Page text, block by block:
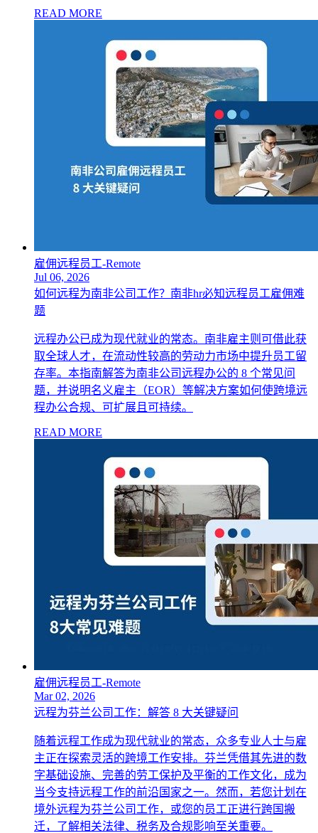
READ MORE
雇佣远程员工-Remote
Jul 06, 2026
如何远程为南非公司工作？南非hr必知远程员工雇佣难
题
远程办公已成为现代就业的常态。南非雇主则可借此获
取全球人才，在流动性较高的劳动力市场中提升员工留
存率。本指南解答为南非公司远程办公的 8 个常见问
题，并说明名义雇主（EOR）等解决方案如何使跨境远
程办公合规、可扩展且可持续。
READ MORE
雇佣远程员工-Remote
Mar 02, 2026
远程为芬兰公司工作：解答 8 大关键疑问
随着远程工作成为现代就业的常态，众多专业人士与雇
主正在探索灵活的跨境工作安排。芬兰凭借其先进的数
字基础设施、完善的劳工保护及平衡的工作文化，成为
当今支持远程工作的前沿国家之一。然而，若您计划在
境外远程为芬兰公司工作，或您的员工正进行跨国搬
迁，了解相关法律、税务及合规影响至关重要。